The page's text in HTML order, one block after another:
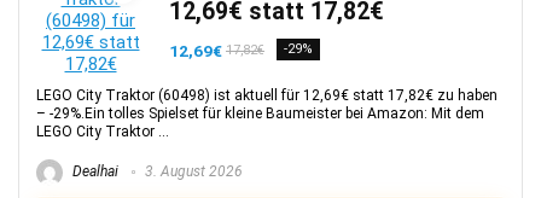
12,69€ statt 17,82€
12,69€ 17,82€ -29%
LEGO City Traktor (60498) ist aktuell für 12,69€ statt 17,82€ zu haben
– -29%.Ein tolles Spielset für kleine Baumeister bei Amazon: Mit dem
LEGO City Traktor ...
Dealhai 3. August 2026